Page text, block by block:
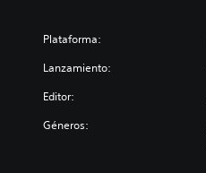
Plataforma:
Lanzamiento:
Editor:
Géneros: